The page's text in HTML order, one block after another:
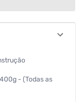
- (Todas as